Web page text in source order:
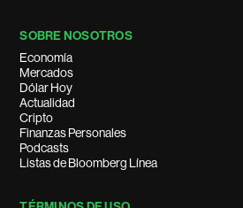
SOBRE NOSOTROS
Economía
Mercados
Dólar Hoy
Actualidad
Cripto
Finanzas Personales
Podcasts
Listas de Bloomberg Línea